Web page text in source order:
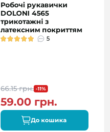
Робочі рукавички
DOLONI 4565
трикотажні з
латексним покриттям
5
66.15 грн. -11%
59.00 грн.
До кошика